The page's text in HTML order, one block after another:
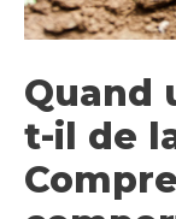
Quand
t-il de